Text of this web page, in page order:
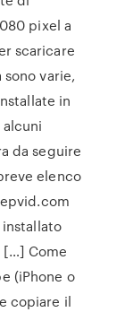
pixel a
scaricare
varie,
in
da seguire
elenco
[…] Come
(iPhone o
copiare il